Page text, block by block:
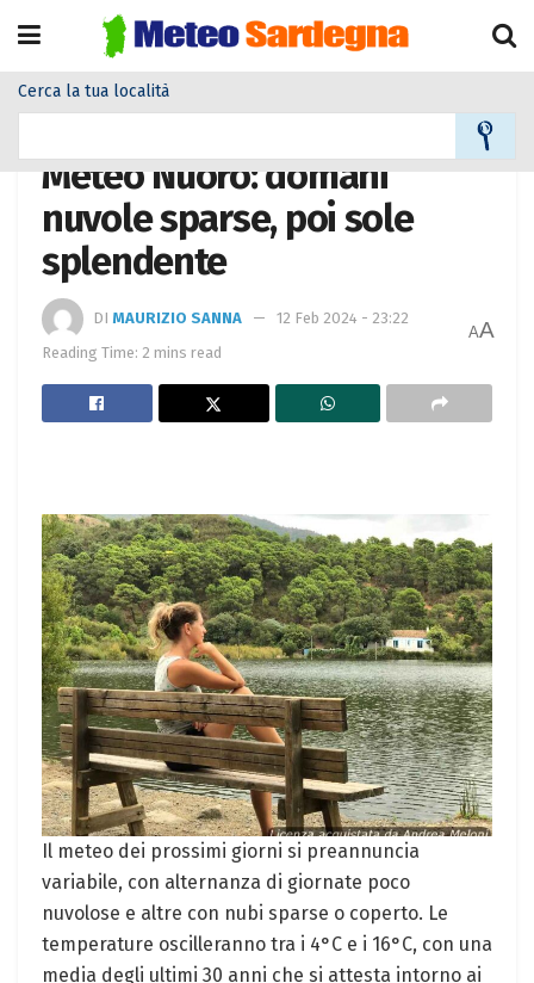
Cerca la tua località
Meteo Nuoro: domani
nuvole sparse, poi sole
splendente
DI MAURIZIO SANNA
12 Feb 2024 - 23:22
Reading Time: 2 mins read
AA
Il meteo dei prossimi giorni si preannuncia
variabile, con alternanza di giornate poco
nuvolose e altre con nubi sparse o coperto. Le
temperature oscilleranno tra i 4°C e i 16°C, con una
media degli ultimi 30 anni che si attesta intorno ai